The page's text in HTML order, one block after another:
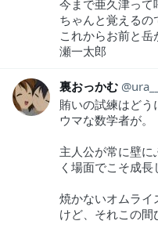
今まで亜久津って
ちゃんと覚える
これからお前と
瀬一太郎
裏おっかむ
賄いの試練はどう
ウマな数学者が。
主人公が常に壁
く場面でこそ成長
焼かないオムライ
けど、それこの間